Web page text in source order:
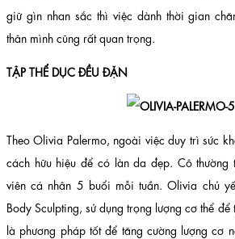
giữ gìn nhan sắc thì việc dành thời gian
thân mình cũng rất quan trọng.
TẬP THỂ DỤC ĐỀU ĐẶN
Theo Olivia Palermo, ngoài việc duy trì sức
cách hữu hiệu để có làn da đẹp. Cô thường
viên cá nhân 5 buổi mỗi tuần. Olivia chủ
Body Sculpting, sử dụng trọng lượng cơ thể
là phương pháp tốt để tăng cường lượng cơ